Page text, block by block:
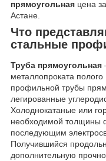
прямоугольная цена
Астане.
Что
стальные
Труба прямоугольная
металлопроката полого
профильной трубы
легированные
Холоднокатаные или
необходимой толщины
последующим
Получившийся
дополнительную